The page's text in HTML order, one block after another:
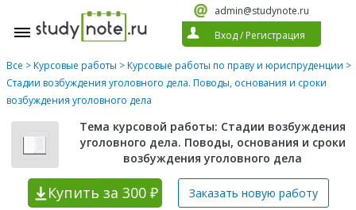
admin@studynote.ru
Вход/ Регистрация
Все >Курсовые работы >Курсовые работы по праву и юриспруденции >
Стадии возбуждения уголовного дела. Поводы, основания и сроки
возбуждения уголовного дела
Тема курсовой работы: Стадии возбуждения
уголовного дела. Поводы, основания и сроки
возбуждения уголовного дела
Купить за 300 ₽ Заказать новую работу